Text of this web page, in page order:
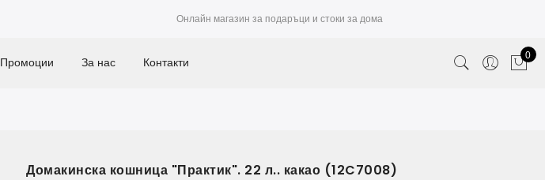
Онлайн магазин за подаръци и стоки за дома
Промоции За нас Контакти 0
Домакинска кошница "Практик". 22 л.. какао (12C7008)